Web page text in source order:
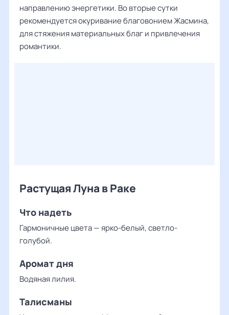
направлению энергетики. Во вторые сутки
рекомендуется окуривание благовонием Жасмина,
для стяжения материальных благ и привлечения
романтики.
Растущая Луна в Раке
Что надеть
Гармоничные цвета — ярко-белый, светло-
голубой.
Аромат дня
Водяная лилия.
Талисманы